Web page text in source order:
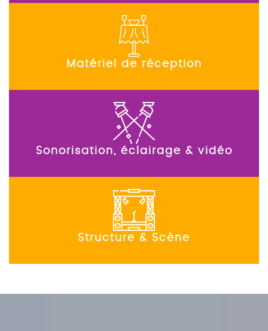
Matériel de réception
Sonorisation, éclairage & vidéo
Structure & Scène